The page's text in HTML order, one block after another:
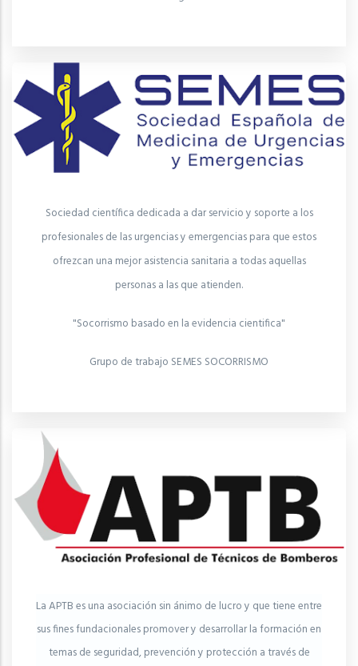
Sociedad científica dedicada a dar servicio y soporte a los
profesionales de las urgencias y emergencias para que estos
ofrezcan una mejor asistencia sanitaria a todas aquellas
personas a las que atienden.
"Socorrismo basado en la evidencia cientifica"
Grupo de trabajo SEMES SOCORRISMO
La APTB es una asociación sin ánimo de lucro y que tiene entre
sus fines fundacionales promover y desarrollar la formación en
temas de seguridad, prevención y protección a través de